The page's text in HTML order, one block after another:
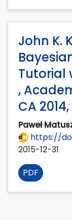
John K.
Tutorial
,
CA
Paweł
https://
2015-12-31
PDF